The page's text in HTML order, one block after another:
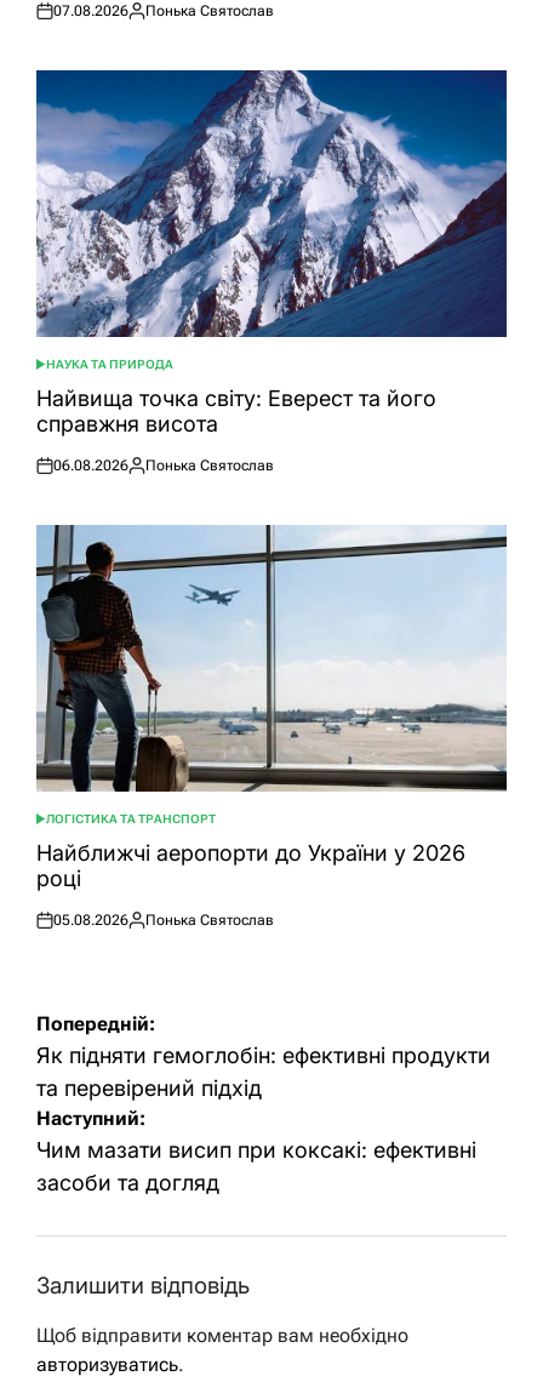
Оприлюднено
07.08.2026
Опубліковано
Понька Святослав
ОПУБЛІКУВАТИ
У
НАУКА ТА ПРИРОДА
Найвища точка світу: Еверест та його
справжня висота
Оприлюднено
06.08.2026
Опубліковано
Понька Святослав
ОПУБЛІКУВАТИ
У
ЛОГІСТИКА ТА ТРАНСПОРТ
Найближчі аеропорти до України у 2026
році
Оприлюднено
05.08.2026
Опубліковано
Понька Святослав
Навігація
записів
Попередній:
Як підняти гемоглобін: ефективні продукти
та перевірений підхід
Наступний:
Чим мазати висип при коксакі: ефективні
засоби та догляд
Залишити відповідь
Щоб відправити коментар вам необхідно
авторизуватись.